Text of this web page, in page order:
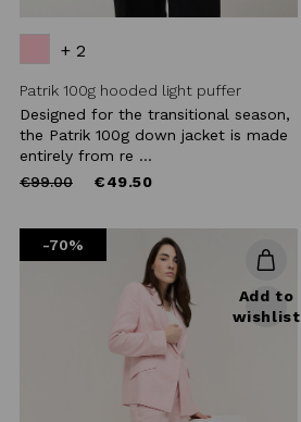
+ 2
Patrik 100g hooded light puffer
Designed for the transitional season,
the Patrik 100g down jacket is made
entirely from re ...
Price
€99.00to €49.50
-70%
Add to
wishlist